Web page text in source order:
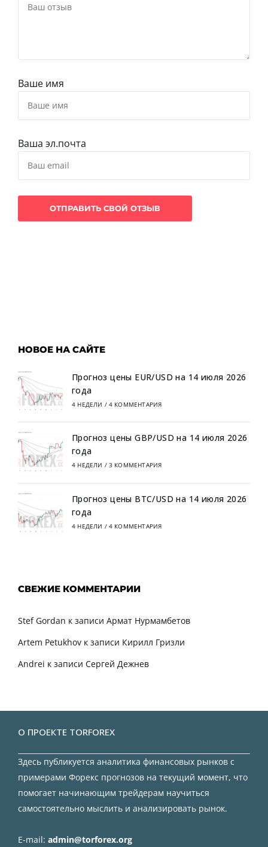
Ваше имя
Ваша эл.почта
НОВОЕ НА САЙТЕ
Прогноз цены EUR/USD на 14 июля 2026
года
4 НЕДЕЛИ / 4 КОММЕНТАРИЯ
Прогноз цены GBP/USD на 14 июля 2026
года
4 НЕДЕЛИ / 3 КОММЕНТАРИЯ
Прогноз цены BTC/USD на 14 июля 2026
года
4 НЕДЕЛИ / 4 КОММЕНТАРИЯ
СВЕЖИЕ КОММЕНТАРИИ
Stef Gordan к записи Армат Нурмамбетов
Artem Petukhov к записи Кирилл Гризли
Andrei к записи Сергей Дежнев
О ПРОЕКТЕ TORFOREX
Здесь публикуется аналитика финансовых рынков с
примерами Форекс прогнозов на текущий момент, что
помогает начинающим трейдерам научиться
самостоятельно мыслить и анализировать рынок.
E-mail: admin@torforex.org